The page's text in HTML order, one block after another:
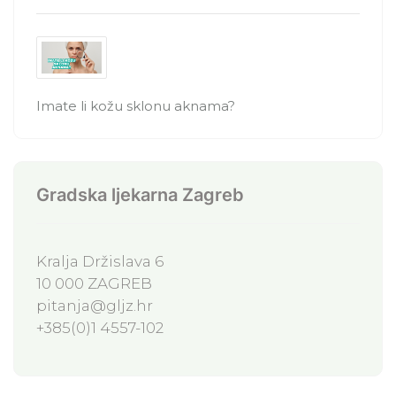
Imate li kožu sklonu aknama?
Gradska ljekarna Zagreb
Kralja Držislava 6
10 000 ZAGREB
pitanja@gljz.hr
+385(0)1 4557-102